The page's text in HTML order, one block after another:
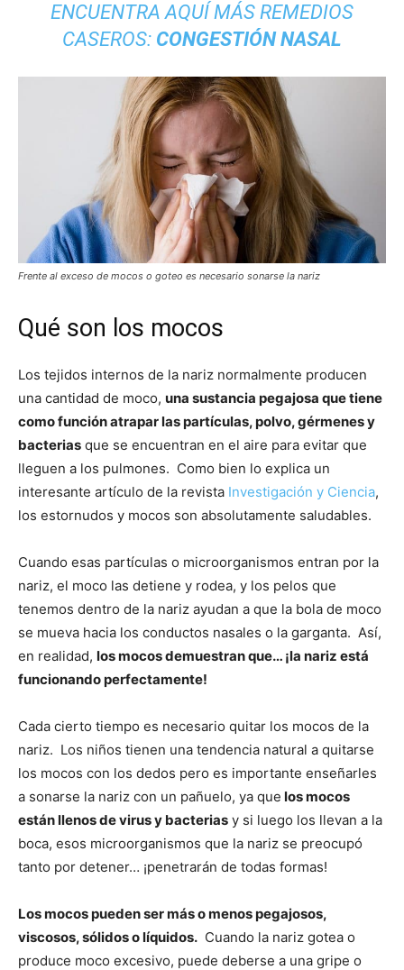
ENCUENTRA AQUÍ MÁS REMEDIOS
CASEROS: CONGESTIÓN NASAL
Frente al exceso de mocos o goteo es necesario sonarse la nariz
Qué son los mocos
Los tejidos internos de la nariz normalmente producen
una cantidad de moco, una sustancia pegajosa que tiene
como función atrapar las partículas, polvo, gérmenes y
bacterias que se encuentran en el aire para evitar que
lleguen a los pulmones. Como bien lo explica un
interesante artículo de la revista Investigación y Ciencia,
los estornudos y mocos son absolutamente saludables.
Cuando esas partículas o microorganismos entran por la
nariz, el moco las detiene y rodea, y los pelos que
tenemos dentro de la nariz ayudan a que la bola de moco
se mueva hacia los conductos nasales o la garganta. Así,
en realidad, los mocos demuestran que… ¡la nariz está
funcionando perfectamente!
Cada cierto tiempo es necesario quitar los mocos de la
nariz. Los niños tienen una tendencia natural a quitarse
los mocos con los dedos pero es importante enseñarles
a sonarse la nariz con un pañuelo, ya que los mocos
están llenos de virus y bacterias y si luego los llevan a la
boca, esos microorganismos que la nariz se preocupó
tanto por detener… ¡penetrarán de todas formas!
Los mocos pueden ser más o menos pegajosos,
viscosos, sólidos o líquidos. Cuando la nariz gotea o
produce moco excesivo, puede deberse a una gripe o